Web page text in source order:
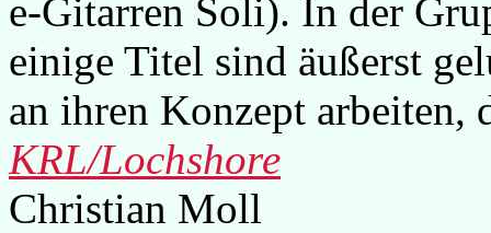
e-Gitarren Soli). In der
einige Titel sind äußerst
an ihren Konzept arbeiten,
KRL/Lochshore
Christian Moll